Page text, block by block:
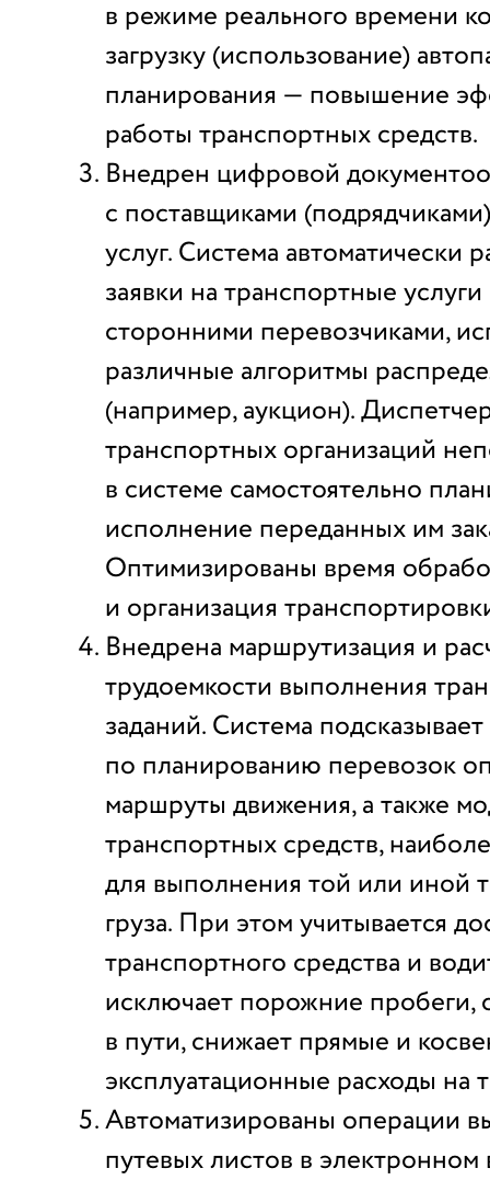
в режиме реального времени
загрузку (использование)
планирования — повышение
работы транспортных средств.
Внедрен цифровой
с поставщиками
услуг. Система автоматически
заявки на транспортные
сторонними перевозчиками,
различные алгоритмы
(например, аукцион).
транспортных организаций
в системе самостоятельно
исполнение переданных им
Оптимизированы время
и организация
Внедрена маршрутизация и
трудоемкости выполнения
заданий. Система
по планированию перевозок
маршруты движения, а также
транспортных средств,
для выполнения той или иной
груза. При этом учитывается
транспортного средства и
исключает порожние пробеги,
в пути, снижает прямые и
эксплуатационные расходы на
Автоматизированы операции
путевых листов в электронном